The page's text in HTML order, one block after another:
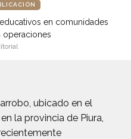
en comunidades
operaciones
ubicado en el
la provincia de Piura,